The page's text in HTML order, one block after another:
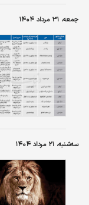
جمعه، ۳۱ مرداد ۱۴۰۴
سه‌شنبه، ۲۱ مرداد ۱۴۰۴